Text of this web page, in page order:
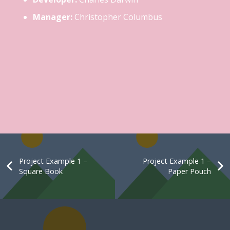
Manager: Christopher Columbus
Project Example 1 –
Square Book
Project Example 1 –
Paper Pouch